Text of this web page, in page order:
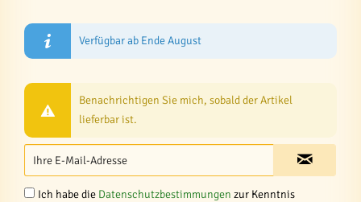
Verfügbar ab Ende August
Benachrichtigen Sie mich, sobald der Artikel
lieferbar ist.
Ich habe die Datenschutzbestimmungen zur Kenntnis